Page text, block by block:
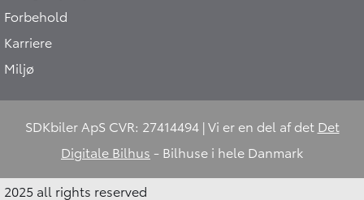
Forbehold
Karriere
Miljø
SDKbiler ApS CVR: 27414494 | Vi er en del af det Det
Digitale Bilhus - Bilhuse i hele Danmark
2025 all rights reserved